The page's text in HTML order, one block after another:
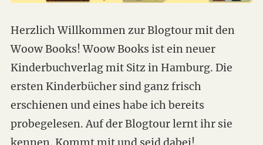
Herzlich Willkommen zur Blogtour mit den
Woow Books! Woow Books ist ein neuer
Kinderbuchverlag mit Sitz in Hamburg. Die
ersten Kinderbücher sind ganz frisch
erschienen und eines habe ich bereits
probegelesen. Auf der Blogtour lernt ihr sie